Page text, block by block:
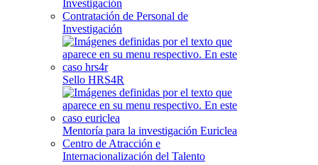
Investigación
Contratación de Personal de
Investigación
Sello HRS4R
Mentoría para la investigación Euriclea
Centro de Atracción e
Internacionalización del Talento